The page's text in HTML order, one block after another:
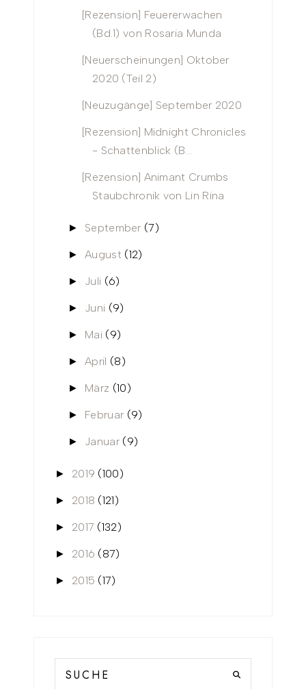
[Rezension] Feuererwachen
(Bd.1) von Rosaria Munda
[Neuerscheinungen] Oktober
2020 (Teil 2)
[Neuzugänge] September 2020
[Rezension] Midnight Chronicles
- Schattenblick (B...
[Rezension] Animant Crumbs
Staubchronik von Lin Rina
► September (7)
►August (12)
► Juli (6)
► Juni (9)
► Mai (9)
►April (8)
► März (10)
► Februar (9)
► Januar (9)
► 2019 (100)
► 2018 (121)
► 2017 (132)
► 2016 (87)
► 2015 (17)